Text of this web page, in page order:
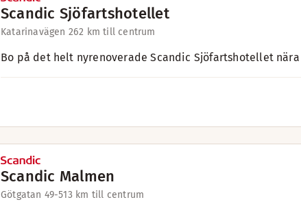
Scandic Sjöfartshotellet
Katarinavägen 262 km till centrum
Bo på det helt nyrenoverade Scandic Sjöfartshotellet
Scandic Malmen
Götgatan 49-513 km till centrum